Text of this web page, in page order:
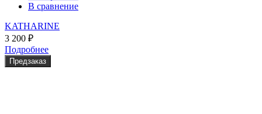
В сравнение
KATHARINE
3 200 ₽
Подробнее
Предзаказ